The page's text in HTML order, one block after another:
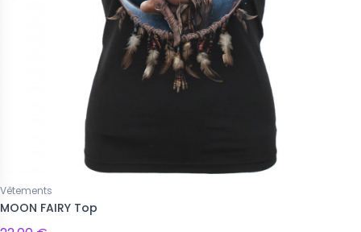
Vêtements
MOON FAIRY Top